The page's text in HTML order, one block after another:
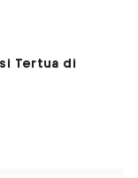
Tertua di